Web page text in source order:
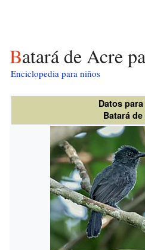
Batará de Acre
Enciclopedia para niños
Datos
Batará